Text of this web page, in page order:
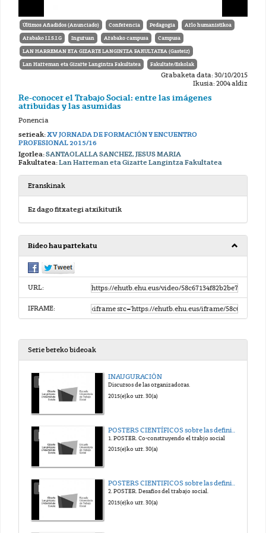
Últimos Añadidos (Anunciado) Conferencia Pedagogia Arlo humanistikoa
Arabako I.I.S.I.G Inguruan Arabako campusa Campusa
LAN HARREMAN ETA GIZARTE LANGINTZA FAKULTATEA (Gasteiz)
Lan Harreman eta Gizarte Langintza Fakultatea Fakultate/Eskolak
Grabaketa data: 30/10/2015
Ikusia: 2004 aldiz
Re-conocer el Trabajo Social: entre las imágenes
atribuidas y las asumidas
Ponencia
serieak:XV JORNADA DE FORMACIÓN Y ENCUENTRO
PROFESIONAL 2015/16
Igorlea:SANTAOLALLA SANCHEZ, JESUS MARIA
Fakultatea:Lan Harreman eta Gizarte Langintza Fakultatea
Eranskinak
Ez dago fitxategi atxikiturik
Bideo hau partekatu
URL:
IFRAME:
Serie bereko bideoak
INAUGURACIÓN
Discursos de las organizadoras.
2015(e)ko urr. 30(a)
1. POSTER. Co-construyendo el trabjo social
2015(e)ko urr. 30(a)
POSTERS CIENTIFICOS sobre las definiciones del trabajo social
2. POSTER. Desafíos del trabajo social.
2015(e)ko urr. 30(a)